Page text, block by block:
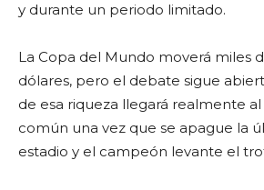
y durante un periodo limitado.
La Copa del Mundo moverá miles
dólares, pero el debate sigue
de esa riqueza llegará realmente
común una vez que se apague la
estadio y el campeón levante el